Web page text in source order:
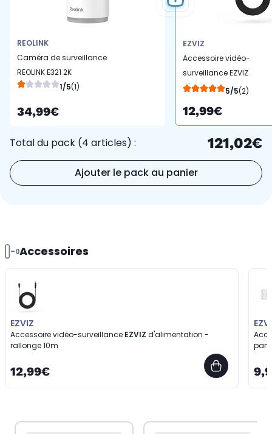
REOLINK
Caméra de surveillance
REOLINK E321 2K
1/5(1)
34,99€
EZVIZ
Accessoire vidéo-
surveillance EZVIZ
d'alimentation -
5/5(2)
12,99€
Total du pack (4 articles) : 121,02€
Ajouter le pack au panier
Accessoires
EZVIZ
Accessoire vidéo-surveillance EZVIZ
rallonge 10m
12,99€